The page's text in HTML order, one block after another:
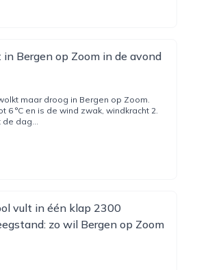
Bergen op Zoom in de avond
maar droog in Bergen op Zoom.
6 °C en is de wind zwak, windkracht 2.
de dag...
vult in één klap 2300
zo wil Bergen op Zoom